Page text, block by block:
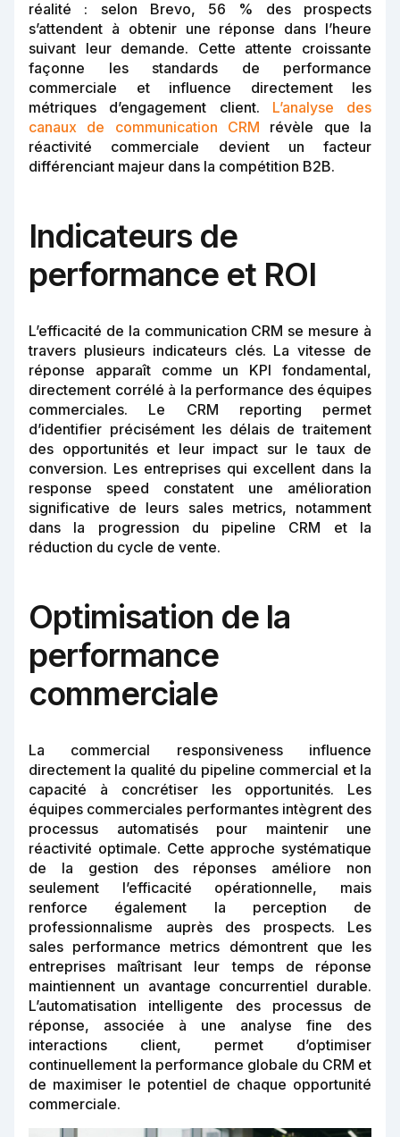
réalité : selon Brevo, 56 % des prospects
s’attendent à obtenir une réponse dans l’heure
suivant leur demande. Cette attente croissante
façonne les standards de performance
commerciale et influence directement les
métriques d’engagement client. L’analyse des
canaux de communication CRM révèle que la
réactivité commerciale devient un facteur
différenciant majeur dans la compétition B2B.
Indicateurs de
performance et ROI
L’efficacité de la communication CRM se mesure à
travers plusieurs indicateurs clés. La vitesse de
réponse apparaît comme un KPI fondamental,
directement corrélé à la performance des équipes
commerciales. Le CRM reporting permet
d’identifier précisément les délais de traitement
des opportunités et leur impact sur le taux de
conversion. Les entreprises qui excellent dans la
response speed constatent une amélioration
significative de leurs sales metrics, notamment
dans la progression du pipeline CRM et la
réduction du cycle de vente.
Optimisation de la
performance
commerciale
La commercial responsiveness influence
directement la qualité du pipeline commercial et la
capacité à concrétiser les opportunités. Les
équipes commerciales performantes intègrent des
processus automatisés pour maintenir une
réactivité optimale. Cette approche systématique
de la gestion des réponses améliore non
seulement l’efficacité opérationnelle, mais
renforce également la perception de
professionnalisme auprès des prospects. Les
sales performance metrics démontrent que les
entreprises maîtrisant leur temps de réponse
maintiennent un avantage concurrentiel durable.
L’automatisation intelligente des processus de
réponse, associée à une analyse fine des
interactions client, permet d’optimiser
continuellement la performance globale du CRM et
de maximiser le potentiel de chaque opportunité
commerciale.